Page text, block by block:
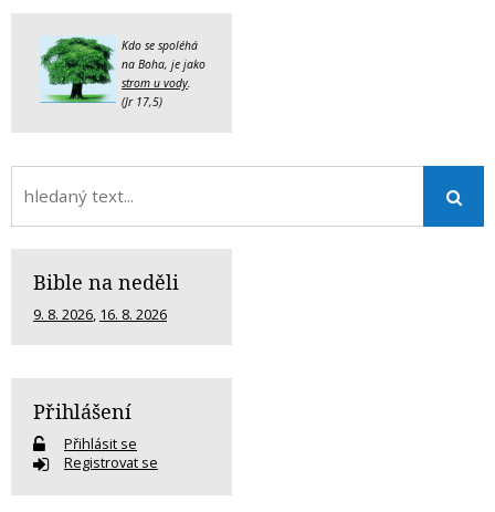
Kdo se spoléhá
na Boha, je jako
strom u vody
(Jr 17,5)
Bible na neděli
9. 8. 2026, 16. 8. 2026
Přihlášení
Přihlásit se
Registrovat se